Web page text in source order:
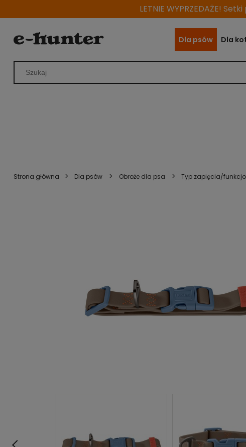
LETNIE WYPRZEDAŻE!
Dla psów Dla
Strona główna > Dla psów > Obroże dla psa > Typ zapięcia/